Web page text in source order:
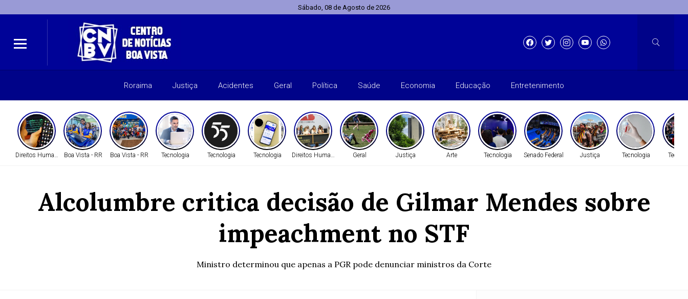
Sábado, 08 de Agosto de 2026
Roraima Justiça Acidentes Geral Política Saúde Economia Educação Entretenimento
Direitos Humanos Boa Vista - RR Boa Vista - RR Tecnologia Tecnologia Tecnologia Direitos Humanos Geral Justiça Arte Tecnologia Senado Federal Justiça Tecnologia
Alcolumbre critica decisão de Gilmar Mendes sobre
impeachment no STF
Ministro determinou que apenas a PGR pode denunciar ministros da Corte